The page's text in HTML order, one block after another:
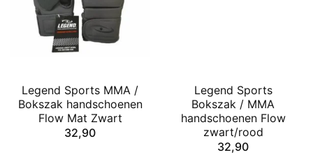
Legend Sports MMA /
Bokszak handschoenen
Flow Mat Zwart
32,90
Legend Sports
Bokszak / MMA
handschoenen Flow
zwart/rood
32,90